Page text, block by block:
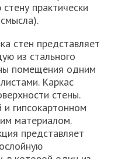
практически
стен представляет
из стального
помещения одним
Каркас
стены.
гипсокартонном
материалом.
представляет